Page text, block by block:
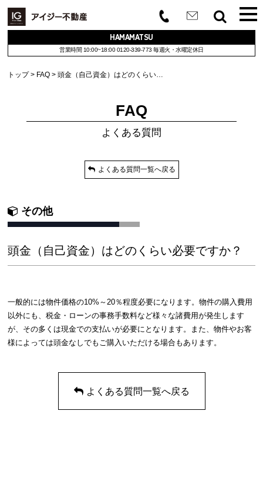
HAMAMATSU
営業時間 10:00~18:00 0120-339-773 毎週火・水曜定休日
トップ FAQ 頭金（自己資金）はどのくらい…
FAQ
よくある質問
よくある質問一覧へ戻る
その他
頭金（自己資金）はどのくらい必要ですか？
一般的には物件価格の10%～20％程度必要になります。物件の購入費用
以外にも、税金・ローンの事務手数料など様々な諸費用が発生します
が、その多くは現金での支払いが必要にとなります。また、物件やお客
様によっては頭金なしでもご購入いただける場合もあります。
よくある質問一覧へ戻る